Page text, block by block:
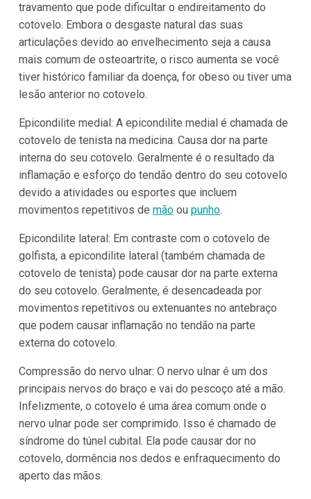
travamento que pode dificultar o endireitamento do
cotovelo. Embora o desgaste natural das suas
articulações devido ao envelhecimento seja a causa
mais comum de osteoartrite, o risco aumenta se você
tiver histórico familiar da doença, for obeso ou tiver uma
lesão anterior no cotovelo.
Epicondilite medial: A epicondilite medial é chamada de
cotovelo de tenista na medicina. Causa dor na parte
interna do seu cotovelo. Geralmente é o resultado da
inflamação e esforço do tendão dentro do seu cotovelo
devido a atividades ou esportes que incluem
movimentos repetitivos de mãoou punho.
Epicondilite lateral: Em contraste com o cotovelo de
golfista, a epicondilite lateral (também chamada de
cotovelo de tenista) pode causar dor na parte externa
do seu cotovelo. Geralmente, é desencadeada por
movimentos repetitivos ou extenuantes no antebraço
que podem causar inflamação no tendão na parte
externa do cotovelo.
Compressão do nervo ulnar: O nervo ulnar é um dos
principais nervos do braço e vai do pescoço até a mão.
Infelizmente, o cotovelo é uma área comum onde o
nervo ulnar pode ser comprimido. Isso é chamado de
síndrome do túnel cubital. Ela pode causar dor no
cotovelo, dormência nos dedos e enfraquecimento do
aperto das mãos.